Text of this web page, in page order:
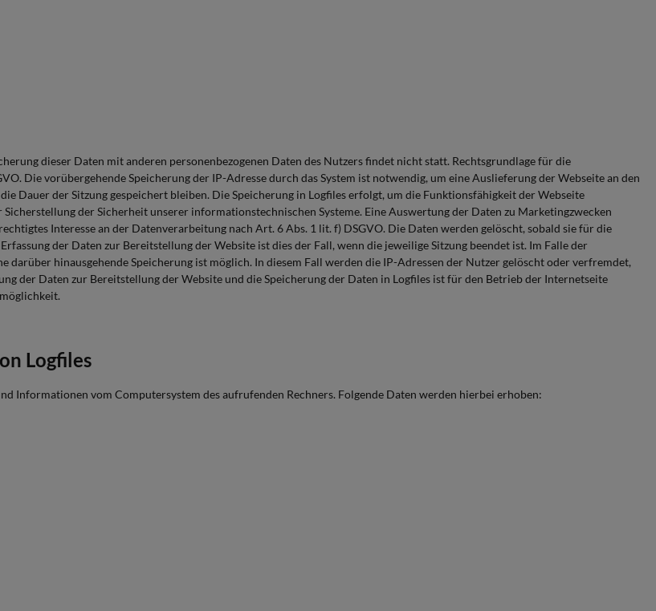
dieser Daten mit anderen personenbezogenen Daten des Nutzers findet nicht statt. Rechtsgrundlage für die
Die vorübergehende Speicherung der IP-Adresse durch das System ist notwendig, um eine Auslieferung der Webseite an den
Dauer der Sitzung gespeichert bleiben. Die Speicherung in Logfiles erfolgt, um die Funktionsfähigkeit der Webseite
der Sicherheit unserer informationstechnischen Systeme. Eine Auswertung der Daten zu Marketingzwecken
Interesse an der Datenverarbeitung nach Art. 6 Abs. 1 lit. f) DSGVO. Die Daten werden gelöscht, sobald sie für die
der Daten zur Bereitstellung der Website ist dies der Fall, wenn die jeweilige Sitzung beendet ist. Im Falle der
darüber hinausgehende Speicherung ist möglich. In diesem Fall werden die IP-Adressen der Nutzer gelöscht oder verfremdet,
der Daten zur Bereitstellung der Website und die Speicherung der Daten in Logfiles ist für den Betrieb der Internetseite
Logfiles
Informationen vom Computersystem des aufrufenden Rechners. Folgende Daten werden hierbei erhoben: